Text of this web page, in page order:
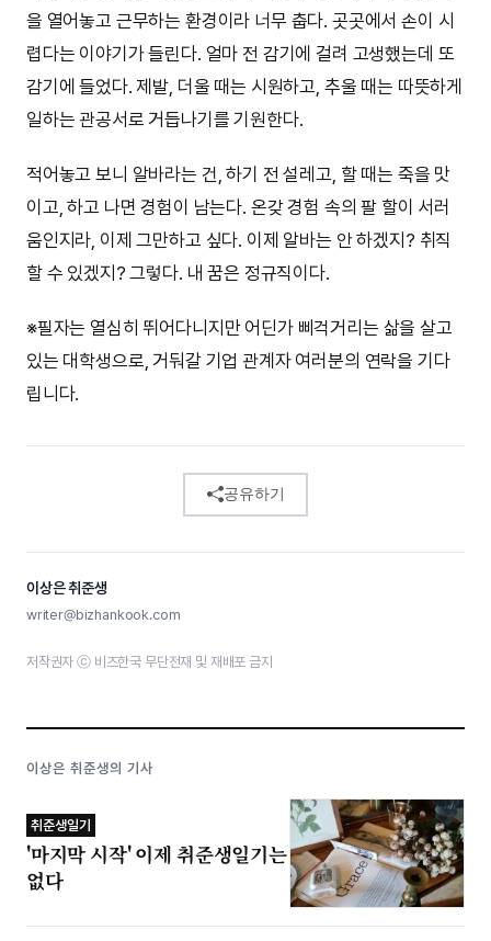
을 열어놓고 근무하는 환경이라 너무 춥다. 곳곳에서 손이 시
렵다는 이야기가 들린다. 얼마 전 감기에 걸려 고생했는데 또
감기에 들었다. 제발, 더울 때는 시원하고, 추울 때는 따뜻하게
일하는 관공서로 거듭나기를 기원한다.
적어놓고 보니 알바라는 건, 하기 전 설레고, 할 때는 죽을 맛
이고, 하고 나면 경험이 남는다. 온갖 경험 속의 팔 할이 서러
움인지라, 이제 그만하고 싶다. 이제 알바는 안 하겠지? 취직
할 수 있겠지? 그렇다. 내 꿈은 정규직이다.
※필자는 열심히 뛰어다니지만 어딘가 삐걱거리는 삶을 살고
있는 대학생으로, 거둬갈 기업 관계자 여러분의 연락을 기다
립니다.
공유하기
이상은 취준생
writer@bizhankook.com
저작권자 ⓒ 비즈한국 무단전재 및 재배포 금지
이상은 취준생의 기사
취준생일기
'마지막 시작' 이제 취준생일기는
없다